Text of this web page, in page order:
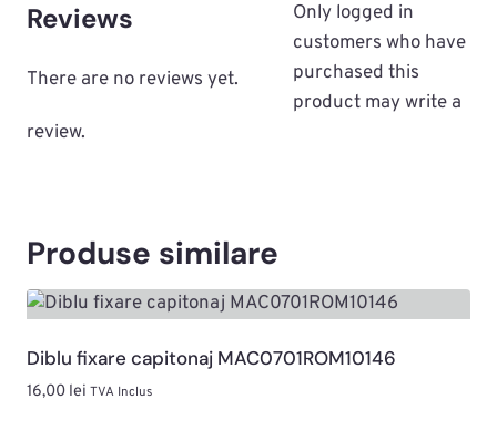
Reviews
There are no reviews yet.
Only logged in
customers who have
purchased this
product may write a
review.
Produse similare
Diblu fixare capitonaj MAC0701ROM10146
16,00 lei TVA Inclus